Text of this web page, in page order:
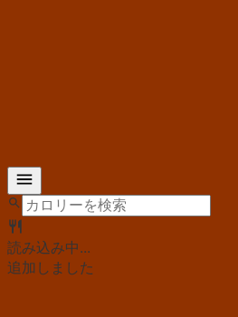
読み込み中...
追加しました